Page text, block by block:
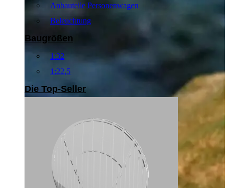
Anbauteile Personenwagen
Beleuchtung
Baugrößen
1:32
1:22,5
Die Top-Seller